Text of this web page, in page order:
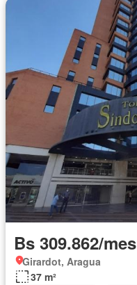
Bs 309.862/mes
Girardot, Aragua
37 m²